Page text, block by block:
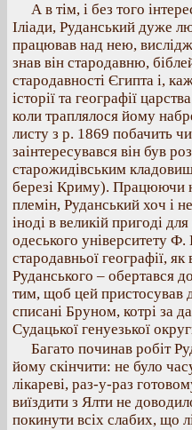
А в тім, і без того
Іліади, Руданський дуже
працював над нею,
знав він стародавню,
стародавності Єгипта і,
історії та географії
коли траплялося йому
листу з р. 1869 побачить
заінтересувався він був
старожидівським
березі Криму). Працюючи
племін, Руданський хоч і
іноді в великій пригоді
одеського університету
стародавньої географії,
Руданського – обертався
тим, щоб цей пристосував
списані Бруном, котрі за
Судацької генуезької
Багато починав робіт
йому скінчити: не було
лікареві, раз-у-раз
виїздити з Ялти не
покинути всіх слабих, що